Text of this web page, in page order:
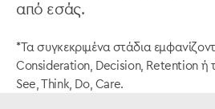
από εσάς.
*Τα συγκεκριμένα στάδια
Consideration, Decision, Retention ή
See, Think, Do, Care.